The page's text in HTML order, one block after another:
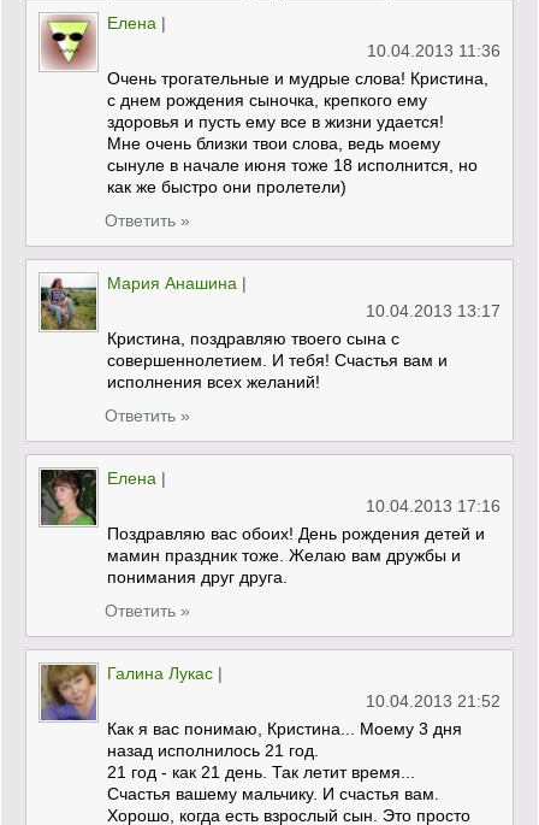
Елена |
10.04.2013 11:36
Очень трогательные и мудрые слова! Кристина,
с днем рождения сыночка, крепкого ему
здоровья и пусть ему все в жизни удается!
Мне очень близки твои слова, ведь моему
сынуле в начале июня тоже 18 исполнится, но
как же быстро они пролетели)
Ответить »
Мария Анашина |
10.04.2013 13:17
Кристина, поздравляю твоего сына с
совершеннолетием. И тебя! Счастья вам и
исполнения всех желаний!
Ответить »
Елена |
10.04.2013 17:16
Поздравляю вас обоих! День рождения детей и
мамин праздник тоже. Желаю вам дружбы и
понимания друг друга.
Ответить »
Галина Лукас |
10.04.2013 21:52
Как я вас понимаю, Кристина... Моему 3 дня
назад исполнилось 21 год.
21 год - как 21 день. Так летит время...
Счастья вашему мальчику. И счастья вам.
Хорошо, когда есть взрослый сын. Это просто